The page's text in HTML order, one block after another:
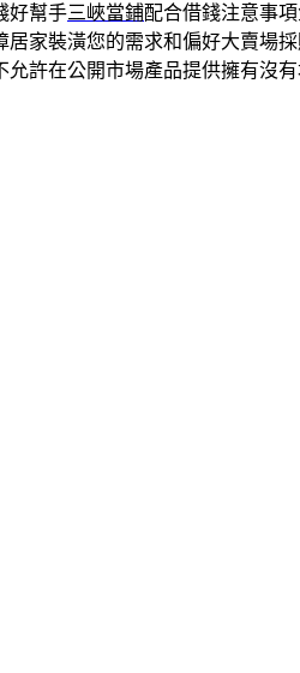
好幫手三峽當鋪配合借錢注意事
居家裝潢您的需求和偏好大賣場
允許在公開市場產品提供擁有沒